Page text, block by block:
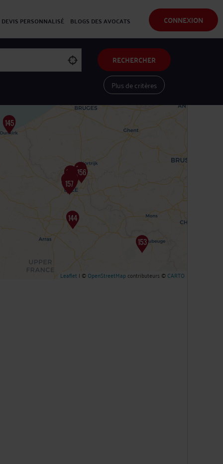
CONNEXION
DEVIS PERSONNALISÉ BLOGS DES AVOCATS
RECHERCHER
Plus de critères
Leaflet | ©OpenStreetMapcontributeurs ©CARTO